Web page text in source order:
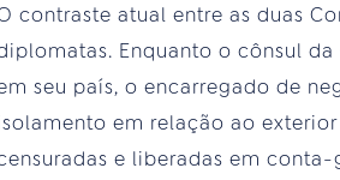
contraste atual entre as duas
Enquanto o cônsul
seu país, o encarregado de
em relação ao
e liberadas em